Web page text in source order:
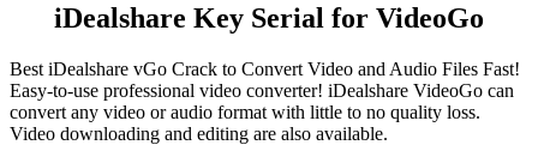
iDealshare Key Serial for VideoGo
Best iDealshare vGo Crack to Convert Video and Audio Files Fast!
Easy-to-use professional video converter! iDealshare VideoGo can
convert any video or audio format with little to no quality loss.
Video downloading and editing are also available.